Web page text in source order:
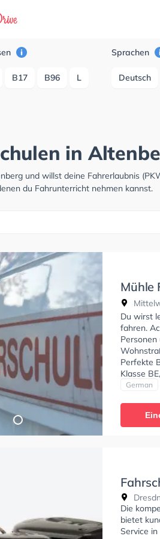
B17 B96 L
Sprachen
Deutsch
in
und willst deine Fahrerlaubnis
du Fahrunterricht nehmen kannst.
Mühle
Sager
Du wirst
fahren.
Perfekte
Klasse
und
German
Die
bietet
Service